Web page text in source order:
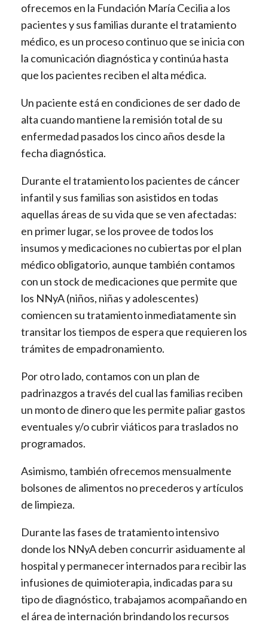
ofrecemos en la Fundación María Cecilia a los
pacientes y sus familias durante el tratamiento
médico, es un proceso continuo que se inicia con
la comunicación diagnóstica y continúa hasta
que los pacientes reciben el alta médica.
Un paciente está en condiciones de ser dado de
alta cuando mantiene la remisión total de su
enfermedad pasados los cinco años desde la
fecha diagnóstica.
Durante el tratamiento los pacientes de cáncer
infantil y sus familias son asistidos en todas
aquellas áreas de su vida que se ven afectadas:
en primer lugar, se los provee de todos los
insumos y medicaciones no cubiertas por el plan
médico obligatorio, aunque también contamos
con un stock de medicaciones que permite que
los NNyA (niños, niñas y adolescentes)
comiencen su tratamiento inmediatamente sin
transitar los tiempos de espera que requieren los
trámites de empadronamiento.
Por otro lado, contamos con un plan de
padrinazgos a través del cual las familias reciben
un monto de dinero que les permite paliar gastos
eventuales y/o cubrir viáticos para traslados no
programados.
Asimismo, también ofrecemos mensualmente
bolsones de alimentos no precederos y artículos
de limpieza.
Durante las fases de tratamiento intensivo
donde los NNyA deben concurrir asiduamente al
hospital y permanecer internados para recibir las
infusiones de quimioterapia, indicadas para su
tipo de diagnóstico, trabajamos acompañando en
el área de internación brindando los recursos